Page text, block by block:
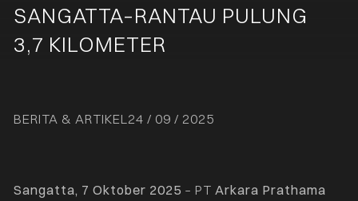
SANGATTA–RANTAU PULUNG
3,7 KILOMETER
BERITA & ARTIKEL24 / 09 / 2025
Sangatta, 7 Oktober 2025 – PTArkara Prathama